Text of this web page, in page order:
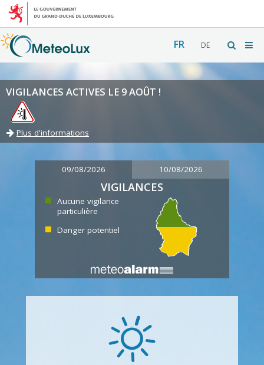
FR DE
VIGILANCES ACTIVES LE 9 AOÛT !
Plus d'informations
09/08/2026 10/08/2026
VIGILANCES
Aucune vigilance
particulière
Danger potentiel